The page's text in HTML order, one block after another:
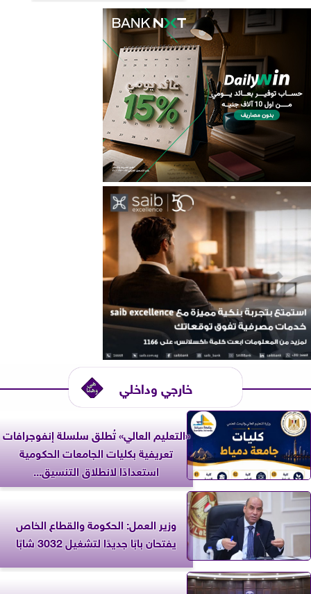
خارجي وداخلي
«التعليم العالي» تُطلق سلسلة إنفوجرافات
تعريفية بكليات الجامعات الحكومية
استعدادًا لانطلاق التنسيق...
وزير العمل: الحكومة والقطاع الخاص
يفتحان بابًا جديدًا لتشغيل 3032 شابًا